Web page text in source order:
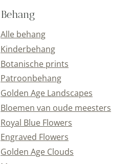
Behang
Alle behang
Kinderbehang
Botanische prints
Patroonbehang
Golden Age Landscapes
Bloemen van oude meesters
Royal Blue Flowers
Engraved Flowers
Golden Age Clouds